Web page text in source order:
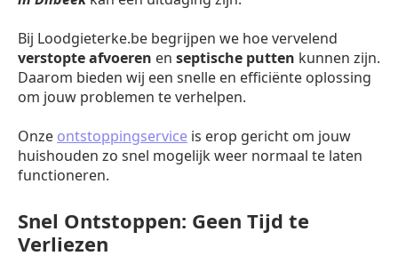
Bij Loodgieterke.be begrijpen we hoe vervelend
verstopte afvoeren en septische putten kunnen zijn.
Daarom bieden wij een snelle en efficiënte oplossing
om jouw problemen te verhelpen.
Onze ontstoppingservice is erop gericht om jouw
huishouden zo snel mogelijk weer normaal te laten
functioneren.
Snel Ontstoppen: Geen Tijd te
Verliezen